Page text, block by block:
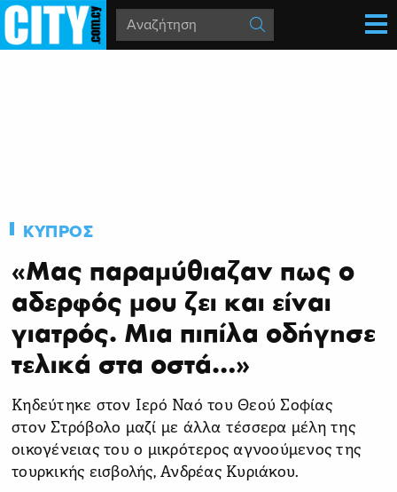
ΚΥΠΡΟΣ
«Μας παραμύθιαζαν πως ο
αδερφός μου ζει και είναι
γιατρός. Μια πιπίλα οδήγησε
τελικά στα οστά…»
Κηδεύτηκε στον Ιερό Ναό του Θεού Σοφίας
στον Στρόβολο μαζί με άλλα τέσσερα μέλη της
οικογένειας του ο μικρότερος αγνοούμενος της
τουρκικής εισβολής, Ανδρέας Κυριάκου.